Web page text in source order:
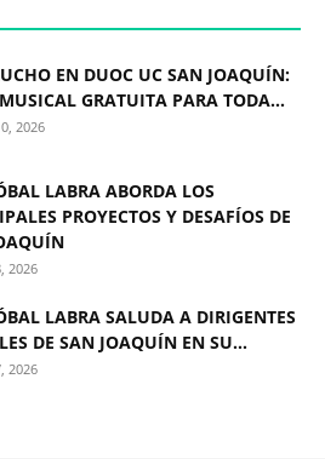
EN DUOC UC SAN JOAQUÍN:
GRATUITA PARA TODA...
2026
LABRA ABORDA LOS
PROYECTOS Y DESAFÍOS DE
2026
LABRA SALUDA A DIRIGENTES
DE SAN JOAQUÍN EN SU...
2026